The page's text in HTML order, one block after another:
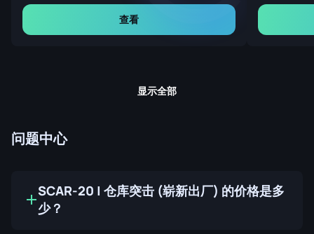
查看
显示全部
问题中心
SCAR-20 | 仓库突击 (崭新出厂) 的价格是多
少？